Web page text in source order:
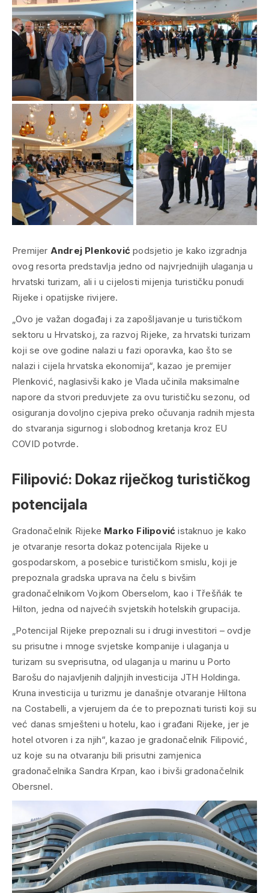
Premijer Andrej Plenković podsjetio je kako izgradnja
ovog resorta predstavlja jedno od najvrjednijih ulaganja u
hrvatski turizam, ali i u cijelosti mijenja turističku ponudi
Rijeke i opatijske rivijere.
„Ovo je važan događaj i za zapošljavanje u turističkom
sektoru u Hrvatskoj, za razvoj Rijeke, za hrvatski turizam
koji se ove godine nalazi u fazi oporavka, kao što se
nalazi i cijela hrvatska ekonomija“, kazao je premijer
Plenković, naglasivši kako je Vlada učinila maksimalne
napore da stvori preduvjete za ovu turističku sezonu, od
osiguranja dovoljno cjepiva preko očuvanja radnih mjesta
do stvaranja sigurnog i slobodnog kretanja kroz EU
COVID potvrde.
Filipović: Dokaz riječkog turističkog
potencijala
Gradonačelnik Rijeke Marko Filipović istaknuo je kako
je otvaranje resorta dokaz potencijala Rijeke u
gospodarskom, a posebice turističkom smislu, koji je
prepoznala gradska uprava na čelu s bivšim
gradonačelnikom Vojkom Oberselom, kao i Třešňák te
Hilton, jedna od najvećih svjetskih hotelskih grupacija.
„Potencijal Rijeke prepoznali su i drugi investitori – ovdje
su prisutne i mnoge svjetske kompanije i ulaganja u
turizam su sveprisutna, od ulaganja u marinu u Porto
Barošu do najavljenih daljnjih investicija JTH Holdinga.
Kruna investicija u turizmu je današnje otvaranje Hiltona
na Costabelli, a vjerujem da će to prepoznati turisti koji su
već danas smješteni u hotelu, kao i građani Rijeke, jer je
hotel otvoren i za njih“, kazao je gradonačelnik Filipović,
uz koje su na otvaranju bili prisutni zamjenica
gradonačelnika Sandra Krpan, kao i bivši gradonačelnik
Obersnel.